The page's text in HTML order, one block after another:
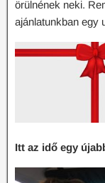
örülnének neki.
ajánlatunkban egy
Itt az idő egy